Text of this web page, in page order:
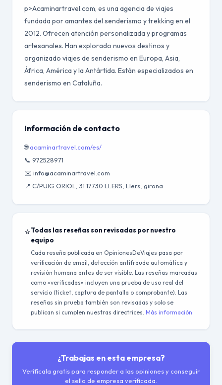
p>Acaminartravel.com, es una agencia de viajes
fundada por amantes del senderismo y trekking en el
2012. Ofrecen atención personalizada y programas
artesanales. Han explorado nuevos destinos y
organizado viajes de senderismo en Europa, Asia,
África, América y la Antártida. Están especializados en
senderismo en Cataluña.
Información de contacto
🌐acaminartravel.com/es/
📞 972528971
✉️ info@acaminartravel.com
📍 C/PUIG ORIOL, 31 17730 LLERS, Llers, girona
⭐Todas las reseñas son revisadas por nuestro
equipo
Cada reseña publicada en OpinionesDeViajes pasa por
verificación de email, detección antifraude automática y
revisión humana antes de ser visible. Las reseñas marcadas
como «verificadas» incluyen una prueba de uso real del
servicio (ticket, captura de pantalla o comprobante). Las
reseñas sin prueba también son revisadas y solo se
publican si cumplen nuestras directrices. Más información
¿Trabajas en esta empresa?
Verifícala gratis para responder a las opiniones y conseguir
el sello de empresa verificada.